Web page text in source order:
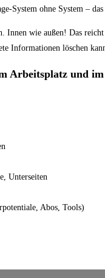
System ohne System – das
Innen wie außen! Das
Informationen löschen
Arbeitsplatz und
Unterseiten
Abos, Tools)